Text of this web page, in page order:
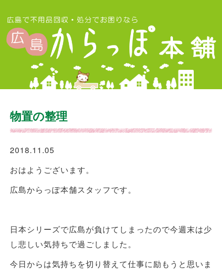
物置の整理
2018.11.05
おはようございます。
広島からっぽ本舗スタッフです。
日本シリーズで広島が負けてしまったので今週末は少
し悲しい気持ちで過ごしました。
今日からは気持ちを切り替えて仕事に励もうと思いま